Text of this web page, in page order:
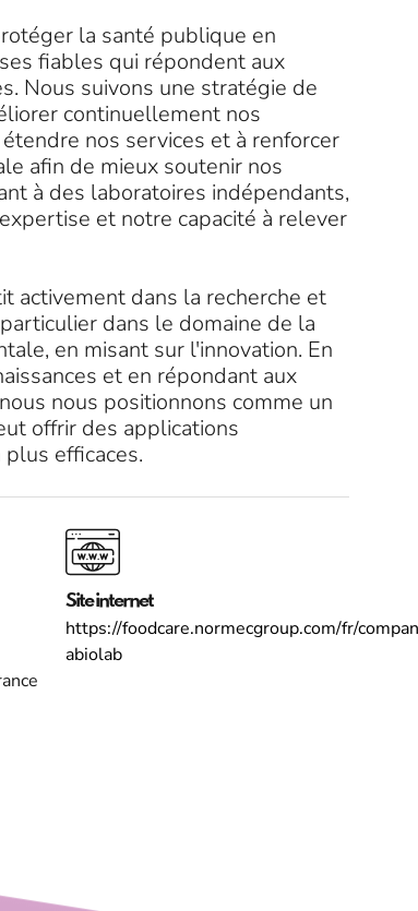
la santé publique en
fiables qui répondent aux
Nous suivons une stratégie de
continuellement nos
nos services et à renforcer
afin de mieux soutenir nos
à des laboratoires indépendants,
et notre capacité à relever
activement dans la recherche et
dans le domaine de la
en misant sur l'innovation. En
et en répondant aux
nous positionnons comme un
offrir des applications
efficaces.
Site internet
https://foodcare.normecgroup.com/fr/
abiolab